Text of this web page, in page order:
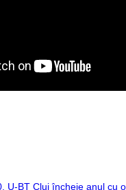
U-BT Cluj încheie anul cu